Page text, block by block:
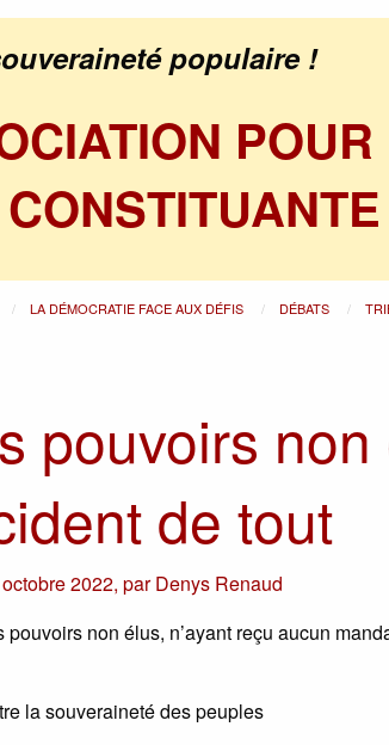
populaire !
POUR
LA DÉMOCRATIE FACE AUX DÉFIS DÉBATS
pouvoirs non
de tout
2022,parDenys Renaud
non élus, n’ayant reçu aucun
la souveraineté des peuples